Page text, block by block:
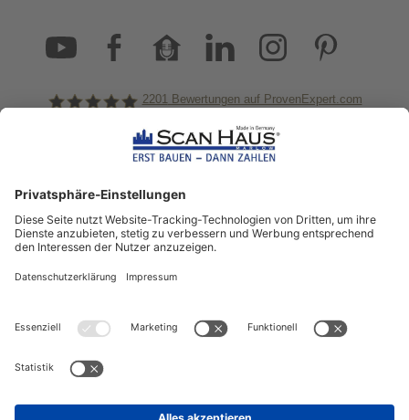
ScanHaus Marlow
2201 Bewertungen auf ProvenExpert.com
informiert!
Aktuelle News rund um ScanHaus &
das Thema Hausbau
Sofort informiert über neue Artikel
ZUM NEWSLETTER ANMELDEN